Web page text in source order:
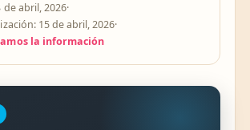
de abril, 2026·
15 de abril, 2026·
la información